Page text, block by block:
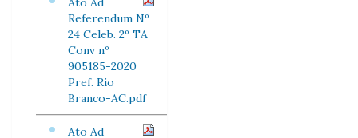
Referendum Nº
24 Celeb. 2º TA
Conv nº
905185-2020
Pref. Rio
Branco-AC.pdf
Ato Ad